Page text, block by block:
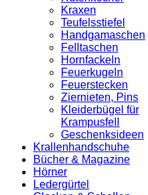
Kraxen
Teufelsstiefel
Handgamaschen
Felltaschen
Hornfackeln
Feuerkugeln
Feuerstecken
Ziernieten, Pins
Kleiderbügel für
Krampusfell
Geschenksideen
Krallenhandschuhe
Bücher & Magazine
Hörner
Ledergürtel